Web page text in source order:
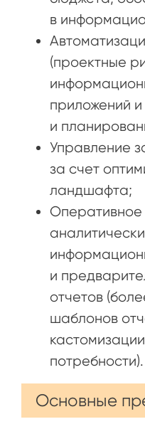
в
(проектные
приложений и
и
Управление
за счет
ландшафта;
Оперативное
и
отчетов
шаблонов
потребности).
Основные